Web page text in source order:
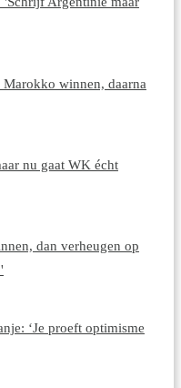
Marokko winnen, daarna
nu gaat WK écht
dan verheugen op
‘Je proeft optimisme